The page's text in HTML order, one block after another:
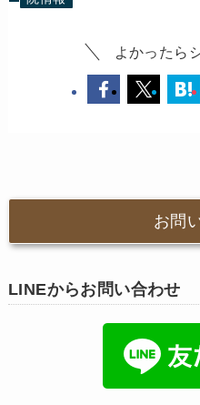
よかったら
お問
LINEからお問い合わせ